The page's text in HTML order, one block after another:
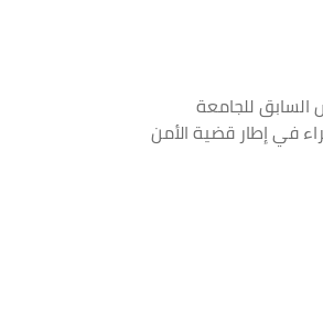
السابق للجامعة
في إطار قضية الأمن